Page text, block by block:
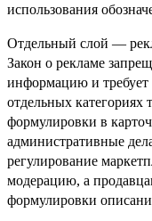
использования
Отдельный слой —
Закон о рекламе
информацию и
отдельных категориях
формулировки в
административные
регулирование
модерацию, а
формулировки